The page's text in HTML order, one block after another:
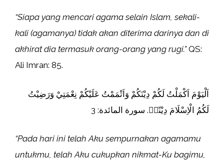
“Siapa yang mencari agama selain Islam, sekali-
kali (agamanya) tidak akan diterima darinya dan di
akhirat dia termasuk orang-orang yang rugi.”QS:
Ali Imran: 85.
اَلْيَوْمَ اَكْمَلْتُ لَكُمْ دِيْنَكُمْ وَاَتْمَمْتُ عَلَيْكُمْ نِعْمَتِيْ وَرَضِيْتُ
لَكُمُ الْاِسْلَامَ دِيْنًاۗ. سورة المائدة: 3
“Pada hari ini telah Aku sempurnakan agamamu
untukmu, telah Aku cukupkan nikmat-Ku bagimu,